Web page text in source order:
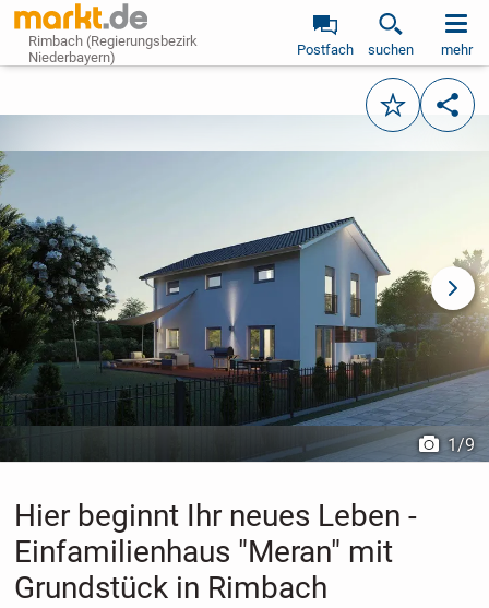
Rimbach (Regierungsbezirk
Niederbayern)
Postfach suchen mehr
Merken
vorheriges Bild
1/9
Hier beginnt Ihr neues Leben -
Einfamilienhaus "Meran" mit
Grundstück in Rimbach